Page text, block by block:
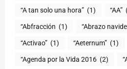
“A tan solo una hora” (1) “AA”
“Abfracción (1) “Abrazo
“Activao” (1) “Aeternum” (1)
“Agenda por la Vida 2016 (2)